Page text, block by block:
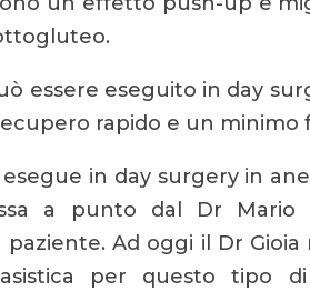
essere eseguito in day
rapido e un minimo
esegue in day surgery in
a punto dal Dr Mario
Ad oggi il Dr
per questo tipo